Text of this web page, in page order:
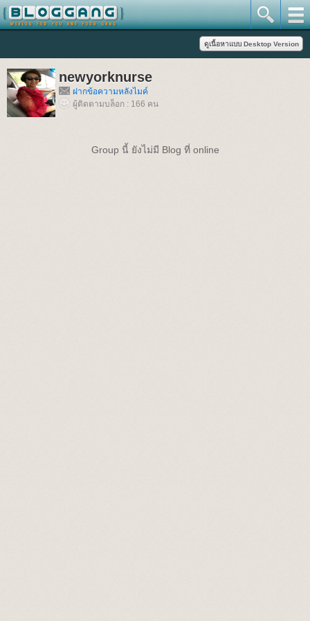
newyorknurse
ฝากข้อความหลังไมค์
ผู้ติดตามบล็อก : 166 คน
Group นี้ ยังไม่มี Blog ที่ online